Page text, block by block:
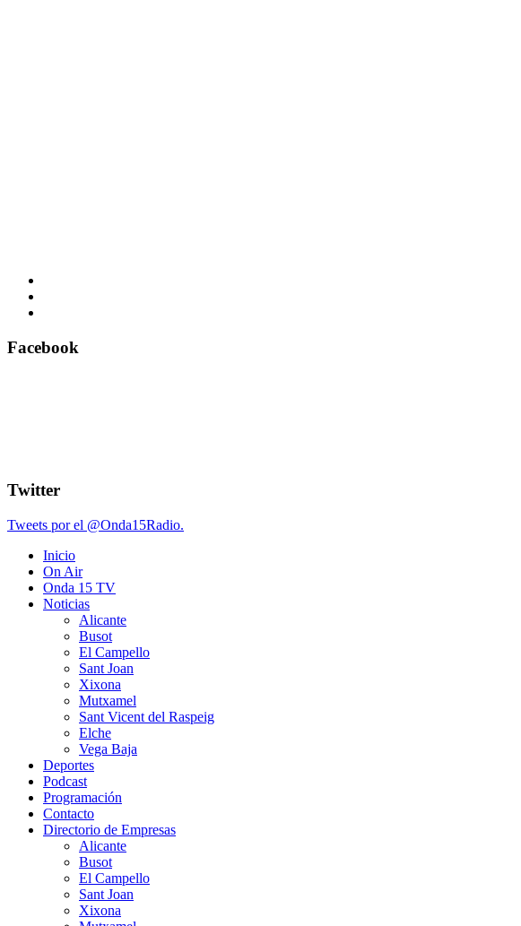
Facebook
Twitter
Tweets por el @Onda15Radio.
Inicio
On Air
Onda 15 TV
Noticias
Alicante
Busot
El Campello
Sant Joan
Xixona
Mutxamel
Sant Vicent del Raspeig
Elche
Vega Baja
Deportes
Podcast
Programación
Contacto
Directorio de Empresas
Alicante
Busot
El Campello
Sant Joan
Xixona